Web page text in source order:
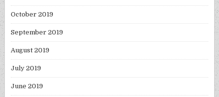
October 2019
September 2019
August 2019
July 2019
June 2019